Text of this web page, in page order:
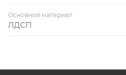
Основной материал
ЛДСП